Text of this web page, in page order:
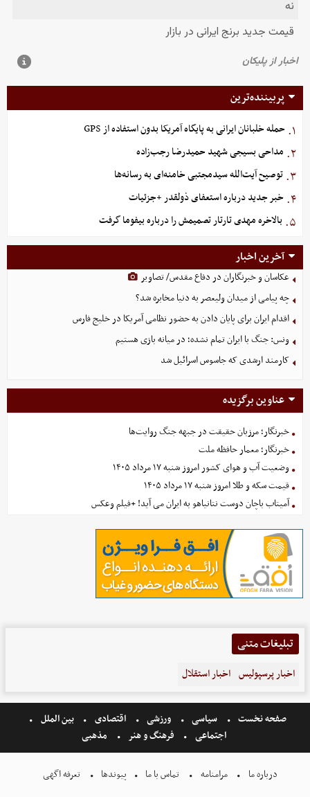
پربیننده‌ترین
۱. حمله خلبانان ایرانی به پایگاه آمریکا بدون استفاده از GPS
۲. مداحی بسیجی شهید حمیدرضا رجب‌زاده
۳. توصیح آیت‌الله سیدمجتبی خامنه‌ای به رسانه‌ها
۴. خبر جدید درباره استعفای ذولقدر +جزئیات
۵. بالاخره مهدی تارتار تصمیمش را درباره بیفوما گرفت
آخرین اخبار
عکاسان و خبرنگاران در دفاع مقدس/ تصاویر
چه پیامی از میدان ولیعصر به دنیا مخابره شد؟
اقدام ایران برای پایان دادن به حضور نظامی آمریکا در خلیج فارس
ونس: جنگ با ایران تمام نشده؛ در میانه بازی هستیم
کارمند ارشدی که جاسوس اسرائیل شد
عناوین برگزیده
خبرنگار؛ مرزبان حقیقت در جبهه جنگ روایت‌ها
خبرنگار؛ معمار حافظه ملت
وضعیت آب و هوای کشور امروز شنبه ۱۷ مرداد ۱۴۰۵
قیمت سکه و طلا امروز شنبه ۱۷ مرداد ۱۴۰۵
آمیتاب باچان دوست نتانیاهو به ایران می آید! +فیلم وعکس
تبلیغات متنی
اخبار پرسپولیس اخبار استقلال
صفحه نخست سیاسی ورزشی اقتصادی
بین الملل
اجتماعی
فرهنگ و هنر مذهبی
درباره ما مرامنامه تماس با ما پیوندها تعرفه اگهی